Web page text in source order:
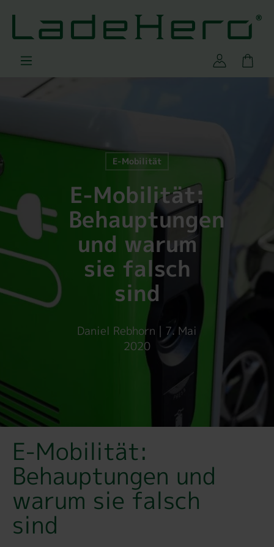
E-Mobilität
E-Mobilität:
Behauptungen
und warum
sie falsch
sind
Daniel Rebhorn | 7. Mai
2020
E-Mobilität:
Behauptungen und
warum sie falsch
sind